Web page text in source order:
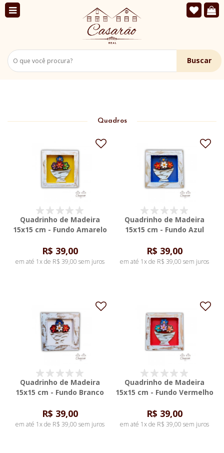
Buscar
Quadros
Quadrinho de Madeira
15x15 cm - Fundo Amarelo
R$ 39,00
em até 1x de R$ 39,00 sem juros
Quadrinho de Madeira
15x15 cm - Fundo Azul
R$ 39,00
em até 1x de R$ 39,00 sem juros
Quadrinho de Madeira
15x15 cm - Fundo Branco
R$ 39,00
em até 1x de R$ 39,00 sem juros
Quadrinho de Madeira
15x15 cm - Fundo Vermelho
R$ 39,00
em até 1x de R$ 39,00 sem juros